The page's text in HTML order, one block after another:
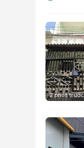
2 phút trước